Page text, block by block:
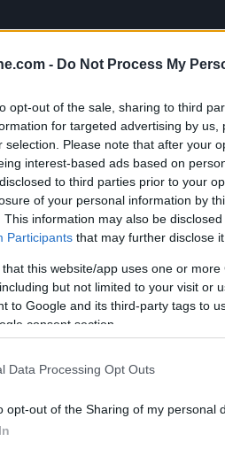
- Do Not Process My
opt-out of the sale, sharing to third
for targeted advertising by
selection. Please note that after your
interest-based ads based on
to third parties prior to your
of your personal information by
This information may also be
Participants that may further disclose
that this website/app uses one or
but not limited to your visit or
to Google and its third-party tags to
consent section.
Data Processing Opt Outs
opt-out of the Sharing of my personal
cambiare il destino di
attualmente sotto i
per un club di prima
tempo di gioco e opportunità
a club del calibro di
un potenziale straordinario,
ci fanno riflettere: è troppo